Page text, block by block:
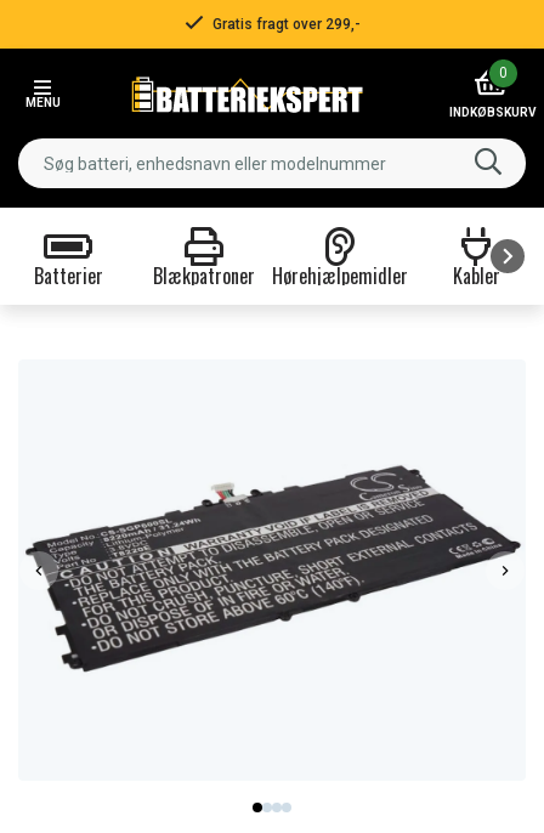
Gratis fragt over 299,-
MENU
0
INDKØBSKURV
Batterier Blækpatroner Hørehjælpemidler Kabler
item
item
item
item